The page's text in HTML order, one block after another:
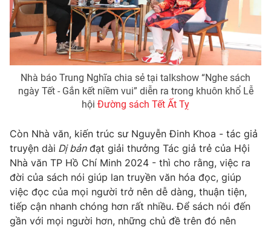
Video Shorts video
VTV Money VTV Thể thao
VTV Sức khoẻ Bất động sản
Tấm lòng Việt
VTV4 Vươn mình bằng AI
VTV9 VTV8
Liên hệ tòa soạn English
Nhà báo Trung Nghĩa chia sẻ tại talkshow “Nghe sách
ngày Tết - Gắn kết niềm vui” diễn ra trong khuôn khổ Lễ
hội Đường sách Tết Ất Tỵ
Còn Nhà văn, kiến trúc sư Nguyễn Đinh Khoa - tác giả
truyện dài Dị bảnđạt giải thưởng Tác giả trẻ của Hội
Nhà văn TP Hồ Chí Minh 2024 - thì cho rằng, việc ra
đời của sách nói giúp lan truyền văn hóa đọc, giúp
việc đọc của mọi người trở nên dễ dàng, thuận tiện,
tiếp cận nhanh chóng hơn rất nhiều. Để sách nói đến
gần với mọi người hơn, những chủ đề trên đó nên